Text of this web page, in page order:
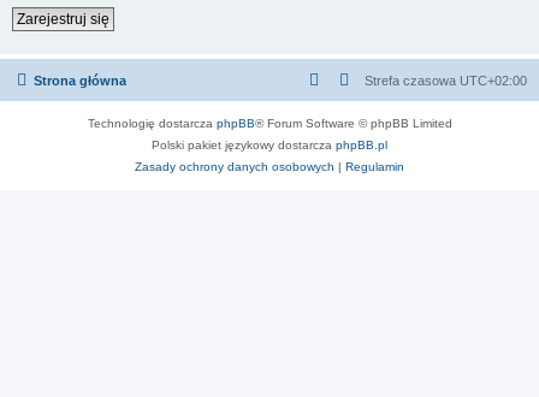
Zarejestruj się
Strona główna Strefa czasowa UTC+02:00
Technologię dostarcza phpBB® Forum Software © phpBB Limited
Polski pakiet językowy dostarcza phpBB.pl
Zasady ochrony danych osobowych | Regulamin